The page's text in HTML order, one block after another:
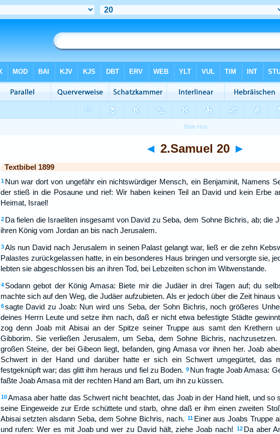
◄ 2.Samuel 20 ►
Textbibel 1899
1 Nun war dort von ungefähr ein nichtswürdiger Mensch, ein Benjaminit, Namens
der stieß in die Posaune und rief: Wir haben keinen Teil an David und kein Erbe
Heimat, Israel!
2 Da fielen die Israeliten insgesamt von David zu Seba, dem Sohne Bichris, ab; die
ihren König vom Jordan an bis nach Jerusalem.
3 Als nun David nach Jerusalem in seinen Palast gelangt war, ließ er die zehn
Palastes zurückgelassen hatte, in ein besonderes Haus bringen und versorgte sie,
lebten sie abgeschlossen bis an ihren Tod, bei Lebzeiten schon im Witwenstande.
4 Sodann gebot der König Amasa: Biete mir die Judäer in drei Tagen auf; du
machte sich auf den Weg, die Judäer aufzubieten. Als er jedoch über die Zeit
6 sagte David zu Joab: Nun wird uns Seba, der Sohn Bichris, noch größeres
deines Herrn Leute und setze ihm nach, daß er nicht etwa befestigte Städte
zog denn Joab mit Abisai an der Spitze seiner Truppe aus samt den Krethern
Gibborim. Sie verließen Jerusalem, um Seba, dem Sohne Bichris, nachzusetzen.
großen Steine, der bei Gibeon liegt, befanden, ging Amasa vor ihnen her. Joab
Schwert in der Hand und darüber hatte er sich ein Schwert umgegürtet, das
festgeknüpft war; das glitt ihm heraus und fiel zu Boden. 9 Nun fragte Joab Amasa:
faßte Joab Amasa mit der rechten Hand am Bart, um ihn zu küssen.
10 Amasa aber hatte das Schwert nicht beachtet, das Joab in der Hand hielt, und so
seine Eingeweide zur Erde schüttete und starb, ohne daß er ihm einen zweiten
Abisai setzten alsdann Seba, dem Sohne Bichris, nach. 11 Einer aus Joabs Truppe
und rufen: Wer es mit Joab und wer zu David hält, ziehe Joab nach!
12 Da aber